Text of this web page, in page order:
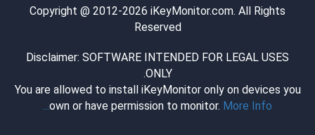
Copyright @ 2012-2026 iKeyMonitor.com. All Rights
Reserved
Disclaimer: SOFTWARE INTENDED FOR LEGAL USES
ONLY.
You are allowed to install iKeyMonitor only on devices you
own or have permission to monitor. More Info...